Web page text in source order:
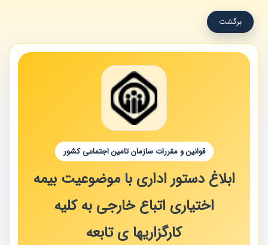
برگشت
قوانین و مقررات سازمان تامین اجتماعی کشور
ابلاغ دستور اداری با موضوعیت بیمه
اختیاری اتباع خارجی به کلیه
کارگزاریها ی تابعه